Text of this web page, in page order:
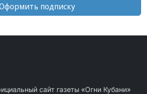
подписку
сайт газеты «Огни Кубани»